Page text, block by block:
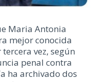
Maria Antonia
mejor conocida
vez, según
penal contra
ha archivado dos